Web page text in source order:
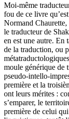
Moi-même
fou de ce livre
Normand Chaurette,
le traducteur de
en est une autre. En
de la traduction, ou
moule générique de
pseudo-intello-
première et la
ont leurs mérites :
s’emparer, le
première de celui